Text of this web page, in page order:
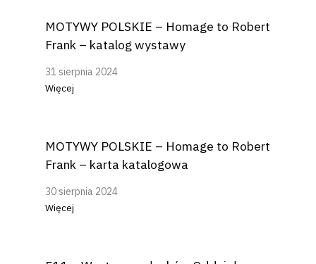
MOTYWY POLSKIE – Homage to Robert
Frank – katalog wystawy
31 sierpnia 2024
Więcej
MOTYWY POLSKIE – Homage to Robert
Frank – karta katalogowa
30 sierpnia 2024
Więcej